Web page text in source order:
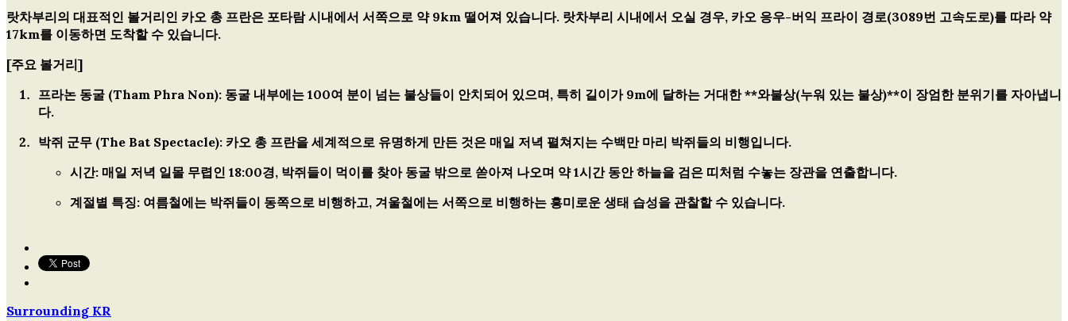
랏차부리의 대표적인 볼거리인 카오 총 프란은 포타람 시내에서 서쪽으로 약 9km 떨어져 있습니다. 랏차부리 시내에서 오실 경우, 카오 응우-버익 프라이 경로(3089번 고속도로)를 따라 약
17km를 이동하면 도착할 수 있습니다.
[주요 볼거리]
프라논 동굴 (Tham Phra Non): 동굴 내부에는 100여 분이 넘는 불상들이 안치되어 있으며, 특히 길이가 9m에 달하는 거대한 **와불상(누워 있는 불상)**이 장엄한 분위기를 자아냅니
다.
박쥐 군무 (The Bat Spectacle): 카오 총 프란을 세계적으로 유명하게 만든 것은 매일 저녁 펼쳐지는 수백만 마리 박쥐들의 비행입니다.
시간: 매일 저녁 일몰 무렵인 18:00경, 박쥐들이 먹이를 찾아 동굴 밖으로 쏟아져 나오며 약 1시간 동안 하늘을 검은 띠처럼 수놓는 장관을 연출합니다.
계절별 특징: 여름철에는 박쥐들이 동쪽으로 비행하고, 겨울철에는 서쪽으로 비행하는 흥미로운 생태 습성을 관찰할 수 있습니다.
Surrounding KR